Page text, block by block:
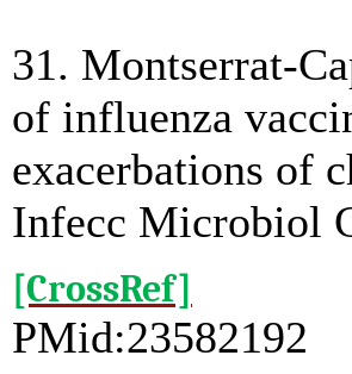
31. Montserrat-
of influenza
exacerbations of
Infecc Microbiol
[CrossRef]
PMid:23582192